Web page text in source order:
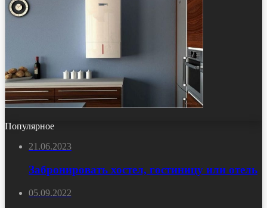
Популярное
21.06.2023
Забронировать хостел, гостиницу или отель
05.09.2022